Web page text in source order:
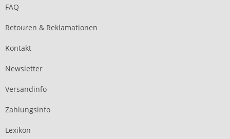
FAQ
Retouren & Reklamationen
Kontakt
Newsletter
Versandinfo
Zahlungsinfo
Lexikon